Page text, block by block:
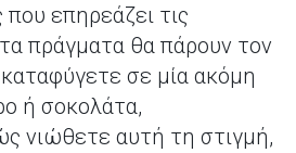
επηρεάζει τις
πράγματα θα πάρουν τον
σε μία ακόμη
ή σοκολάτα,
νιώθετε αυτή τη στιγμή,